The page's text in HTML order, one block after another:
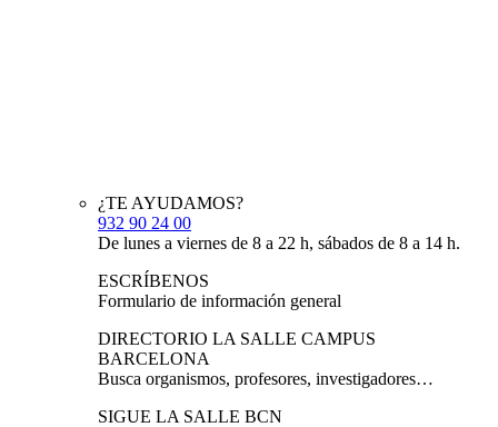
¿TE AYUDAMOS?
932 90 24 00
De lunes a viernes de 8 a 22 h, sábados de 8 a 14 h.
ESCRÍBENOS
Formulario de información general
DIRECTORIO LA SALLE CAMPUS
BARCELONA
Busca organismos, profesores, investigadores…
SIGUE LA SALLE BCN